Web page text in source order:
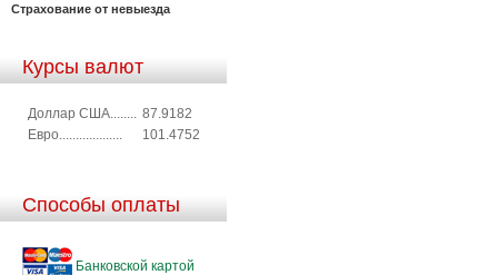
Страхование от невыезда
Курсы валют
Доллар США........ 87.9182
Евро...................
101.4752
Способы оплаты
Банковской картой